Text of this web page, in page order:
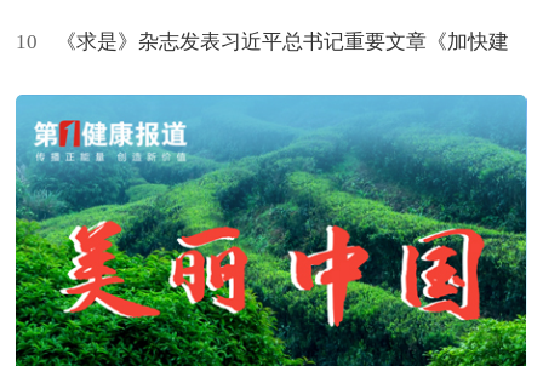
生新命题
10 《求是》杂志发表习近平总书记重要文章《加快建
设健康中国》